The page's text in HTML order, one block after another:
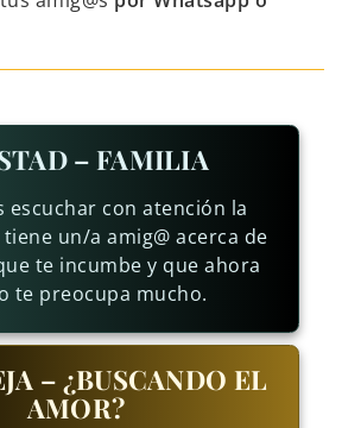
– FAMILIA
escuchar con atención la
un/a amig@ acerca de
te incumbe y que ahora
te preocupa mucho.
– ¿BUSCANDO EL
AMOR?